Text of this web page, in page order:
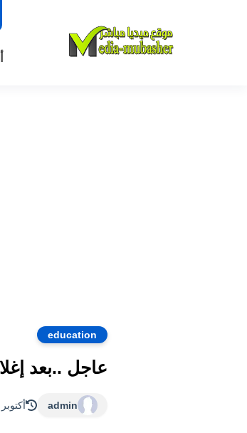
education
عاجل ..بعد
admin أكتوبر 11, 2022